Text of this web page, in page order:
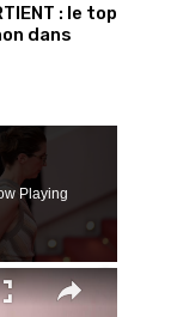
: le top
dans
Playing
×